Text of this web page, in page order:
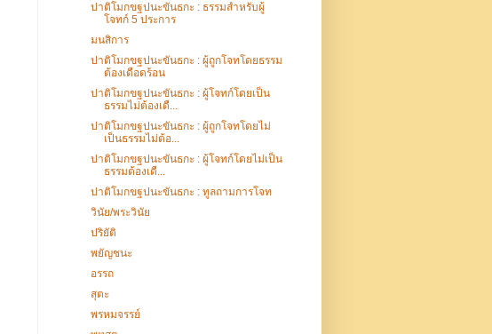
ปาติโมกขฐปนะขันธกะ : ธรรมสำหรับผู้
โจทก์ 5 ประการ
มนสิการ
ปาติโมกขฐปนะขันธกะ : ผู้ถูกโจทโดยธรรม
ต้องเดือดร้อน
ปาติโมกขฐปนะขันธกะ : ผู้โจทก์โดยเป็น
ธรรมไม่ต้องเดื...
ปาติโมกขฐปนะขันธกะ : ผู้ถูกโจทโดยไม่
เป็นธรรมไม่ต้อ...
ปาติโมกขฐปนะขันธกะ : ผู้โจทก์โดยไม่เป็น
ธรรมต้องเดื...
ปาติโมกขฐปนะขันธกะ : ทูลถามการโจท
วินัย/พระวินัย
ปริยัติ
พยัญชนะ
อรรถ
สุตะ
พรหมจรรย์